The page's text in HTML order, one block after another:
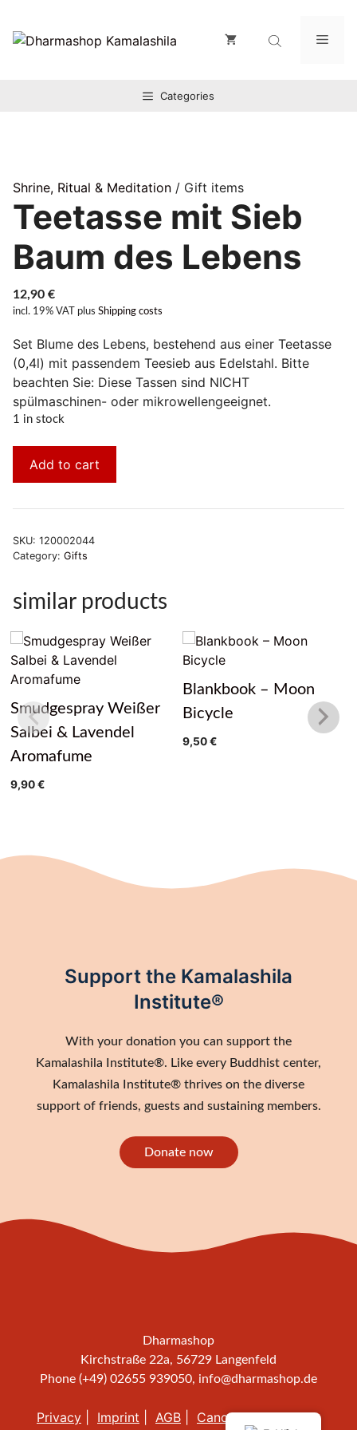
Inhalt
springen
Categories
Shrine, Ritual & Meditation / Gift items
Teetasse mit Sieb
Baum des Lebens
12,90 €
incl. 19% VAT plus Shipping costs
Set Blume des Lebens, bestehend aus einer Teetasse
(0,4l) mit passendem Teesieb aus Edelstahl. Bitte
beachten Sie: Diese Tassen sind NICHT
spülmaschinen- oder mikrowellengeeignet.
1 in stock
Add to cart
SKU: 120002044
Category: Gifts
similar products
Smudgespray Weißer
Salbei & Lavendel
Aromafume
9,90€
Blankbook – Moon
Bicycle
9,50€
Support the Kamalashila
Institute®
With your donation you can support the
Kamalashila Institute®. Like every Buddhist center,
Kamalashila Institute® thrives on the diverse
support of friends, guests and sustaining members.
Donate now
Dharmashop
Kirchstraße 22a, 56729 Langenfeld
Phone (+49) 02655 939050, info@dharmashop.de
Privacy Imprint AGB Cancellation policy